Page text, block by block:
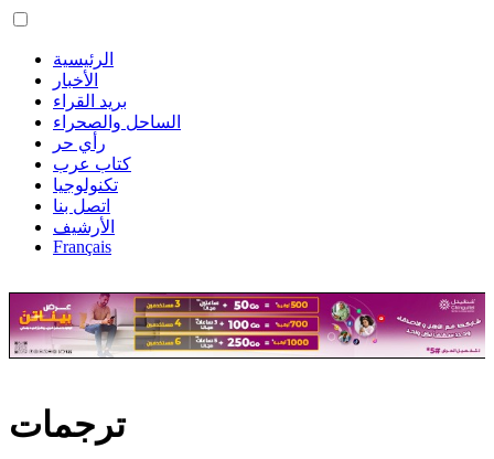
الرئيسية
الأخبار
بريد القراء
الساحل والصحراء
رأي حر
كتاب عرب
تكنولوجيا
اتصل بنا
الأرشيف
Français
ترجمات